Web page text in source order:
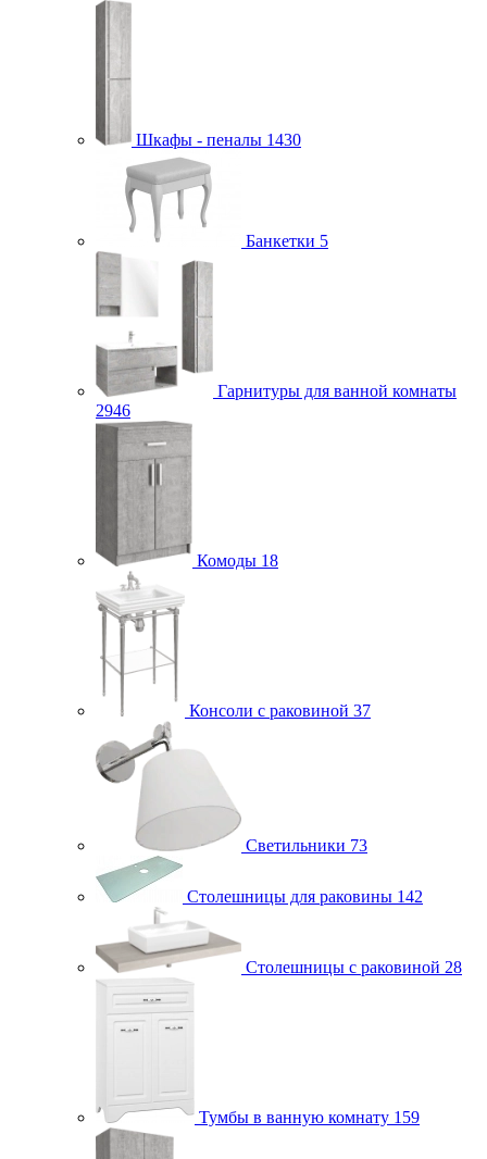
Шкафы - пеналы 1430
Банкетки 5
Гарнитуры для ванной комнаты
2946
Комоды 18
Консоли с раковиной 37
Светильники 73
Столешницы для раковины 142
Столешницы с раковиной 28
Тумбы в ванную комнату 159